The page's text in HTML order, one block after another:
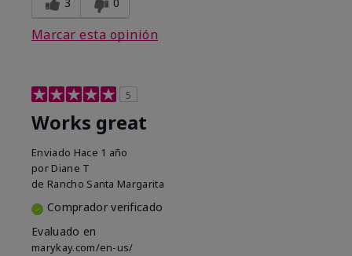
Marcar esta opinión
5
Works great
Enviado Hace 1 año
por Diane T
de Rancho Santa Margarita
Comprador verificado
Evaluado en
marykay.com/en-us/